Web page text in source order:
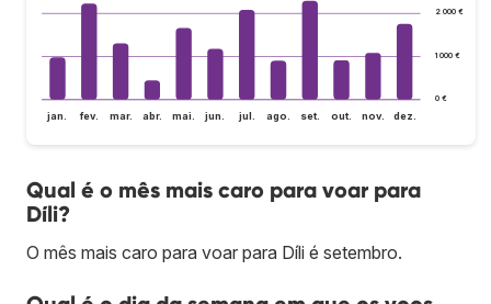
0 €
1 000 €
2 000 €
jan. fev. mar. abr. mai. jun. jul. ago. set. out. nov. dez.
Qual é o mês mais caro para voar para
Díli?
O mês mais caro para voar para Díli é setembro.